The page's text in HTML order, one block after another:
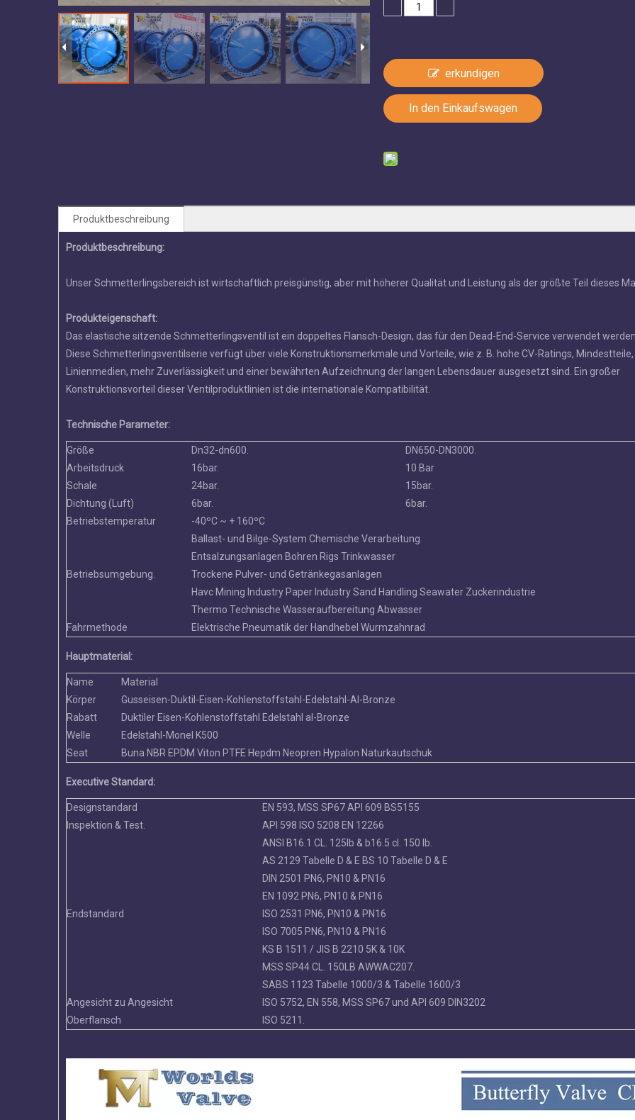
erkundigen
In den Einkaufswagen
Produktbeschreibung
Produktbeschreibung:
Unser Schmetterlingsbereich ist wirtschaftlich preisgünstig, aber mit höherer Qualität und Leistung als der größte Teil dieses
Produkteigenschaft:
Das elastische sitzende Schmetterlingsventil ist ein doppeltes Flansch-Design, das für den Dead-End-Service verwendet werden
Diese Schmetterlingsventilserie verfügt über viele Konstruktionsmerkmale und Vorteile, wie z. B. hohe CV-Ratings, Mindestteile,
Linienmedien, mehr Zuverlässigkeit und einer bewährten Aufzeichnung der langen Lebensdauer ausgesetzt sind. Ein großer
Konstruktionsvorteil dieser Ventilproduktlinien ist die internationale Kompatibilität.
Technische Parameter:
Größe Dn32-dn600.
DN650-DN3000.
Arbeitsdruck
16bar.
10 Bar
Schale
24bar.
15bar.
Dichtung (Luft)
6bar.
6bar.
Betriebstemperatur
-40ºC ~ + 160ºC
Betriebsumgebung.
Ballast- und Bilge-System Chemische Verarbeitung
Entsalzungsanlagen Bohren Rigs Trinkwasser
Trockene Pulver- und Getränkegasanlagen
Havc Mining Industry Paper Industry Sand Handling Seawater Zuckerindustrie
Thermo Technische Wasseraufbereitung Abwasser
Fahrmethode
Elektrische Pneumatik der Handhebel Wurmzahnrad
Hauptmaterial:
Name
Material
Körper
Gusseisen-Duktil-Eisen-Kohlenstoffstahl-Edelstahl-Al-Bronze
Rabatt
Duktiler Eisen-Kohlenstoffstahl Edelstahl al-Bronze
Welle
Edelstahl-Monel K500
Seat
Buna NBR EPDM Viton PTFE Hepdm Neopren Hypalon Naturkautschuk
Executive Standard:
Designstandard
EN 593, MSS SP67 API 609 BS5155
Inspektion & Test.
API 598 ISO 5208 EN 12266
Endstandard
ANSI B16.1 CL. 125lb & b16.5 cl. 150 lb.
AS 2129 Tabelle D & E BS 10 Tabelle D & E
DIN 2501 PN6, PN10 & PN16
EN 1092 PN6, PN10 & PN16
ISO 2531 PN6, PN10 & PN16
ISO 7005 PN6, PN10 & PN16
KS B 1511 / JIS B 2210 5K & 10K
MSS SP44 CL. 150LB AWWAC207.
SABS 1123 Tabelle 1000/3 & Tabelle 1600/3
Angesicht zu Angesicht
ISO 5752, EN 558, MSS SP67 und API 609 DIN3202
Oberflansch
ISO 5211.
Vollständig mit PFA ausgekleidete
Wafer LUG Doppelflansch-
Absperrklappe mit U-Profil
EPDM / NBR / VITON / BUNA-